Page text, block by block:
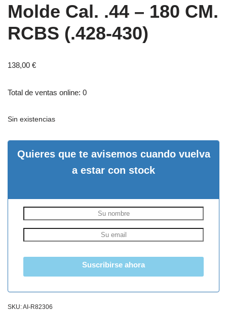
Molde Cal. .44 – 180 CM.
RCBS (.428-430)
138,00 €
Total de ventas online: 0
Sin existencias
Quieres que te avisemos cuando vuelva
a estar con stock
Suscribirse ahora
SKU:AI-R82306